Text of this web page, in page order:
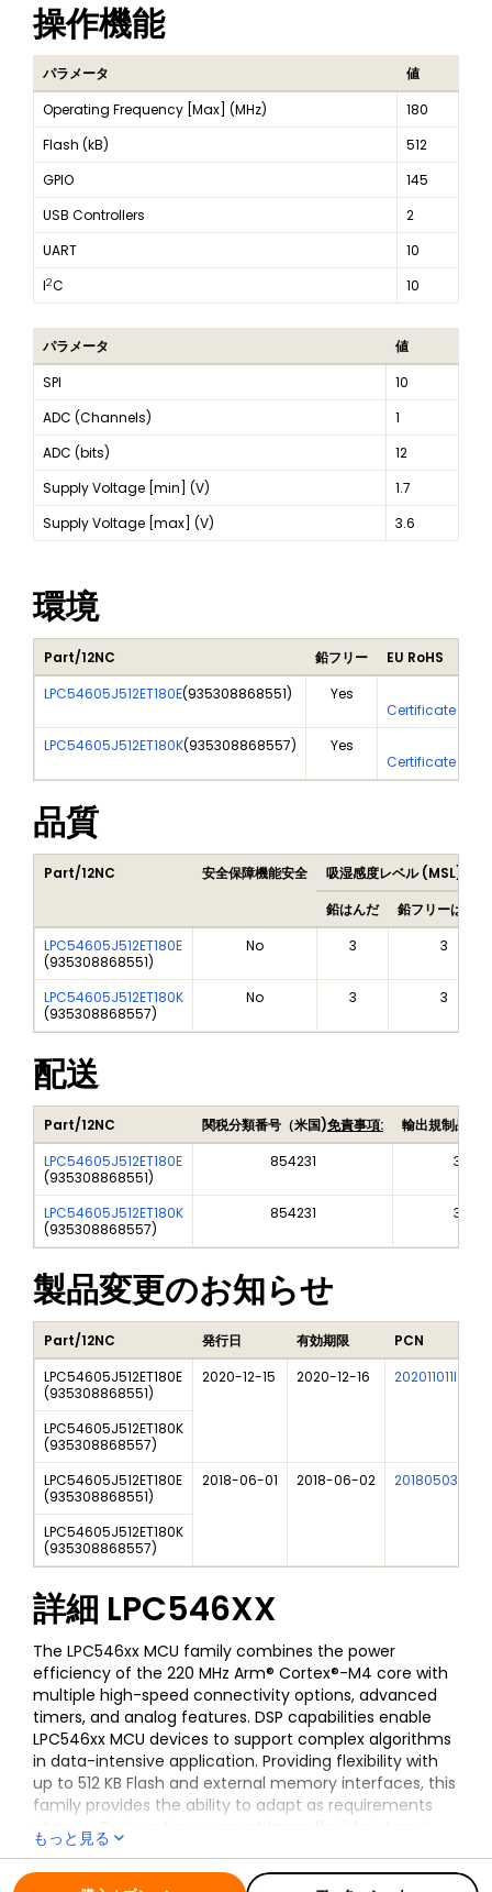
操作機能
パラメータ
値
Operating Frequency [Max] (MHz)
180
Flash (kB)
512
GPIO
145
USB Controllers
2
UART
10
I2C 10
パラメータ
値
SPI
10
ADC (Channels)
1
ADC (bits)
12
Supply Voltage [min] (V)
1.7
Supply Voltage [max] (V)
3.6
環境
Part/12NC 鉛フリー
EU RoHS
LPC54605J512ET180E(935308868551) Yes
Certificate Of
LPC54605J512ET180K(935308868557) Yes
Certificate Of
品質
Part/12NC 安全保障機能安全
吸湿感度レベル (MSL)
鉛はんだ
鉛フリーはんだ
LPC54605J512ET180E
(935308868551)
No 3 3
LPC54605J512ET180K
(935308868557)
No 3 3
配送
Part/12NC 関税分類番号（米国)免責事項:
輸出規制品目
LPC54605J512ET180E
(935308868551)
854231
LPC54605J512ET180K
(935308868557)
854231
製品変更のお知らせ
Part/12NC 発行日 有効期限 PCN
LPC54605J512ET180E
(935308868551)
2020-12-15 2020-12-16 202011011I
LPC54605J512ET180K
(935308868557)
LPC54605J512ET180E
(935308868551)
2018-06-01 2018-06-02 201805030I
LPC54605J512ET180K
(935308868557)
詳細 LPC546XX
The LPC546xx MCU family combines the power
efficiency of the 220 MHz Arm® Cortex®-M4 core with
multiple high-speed connectivity options, advanced
timers, and analog features. DSP capabilities enable
LPC546xx MCU devices to support complex algorithms
in data-intensive application. Providing flexibility with
up to 512 KB Flash and external memory interfaces, this
family provides the ability to adapt as requirements
change. Flash options support large, flexible internal
and external memory configurations. Compatibility
within the LPC54000 series enables the LPC546xx MCU
もっと見る
全ての情報 LPC546XX